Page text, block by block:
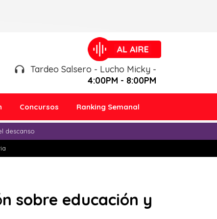
Tardeo Salsero - Lucho Micky -
4:00PM - 8:00PM
Concursos Ranking Semanal
descanso
sobre educación y